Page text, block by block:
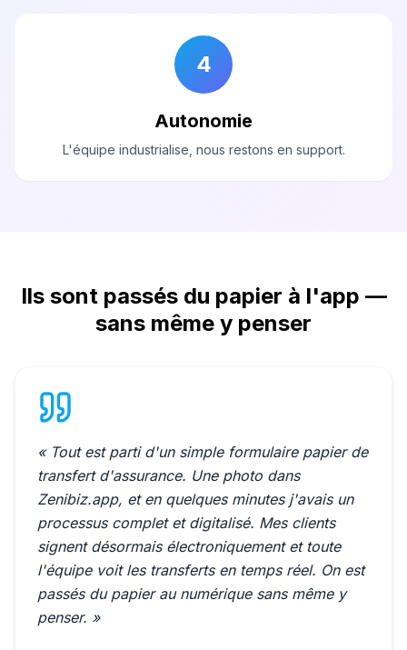
4
Autonomie
L'équipe industrialise, nous restons en support.
Ils sont passés du papier à l'app —
sans même y penser
« Tout est parti d'un simple formulaire papier de
transfert d'assurance. Une photo dans
Zenibiz.app, et en quelques minutes j'avais un
processus complet et digitalisé. Mes clients
signent désormais électroniquement et toute
l'équipe voit les transferts en temps réel. On est
passés du papier au numérique sans même y
penser. »